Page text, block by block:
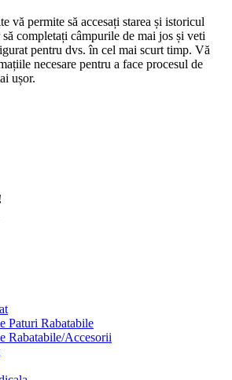
vă permite să accesați starea și istoricul
completați câmpurile de mai jos și veti
pentru dvs. în cel mai scurt timp. Vă
necesare pentru a face procesul de
ușor.
Paturi Rabatabile
Rabatabile/Accesorii